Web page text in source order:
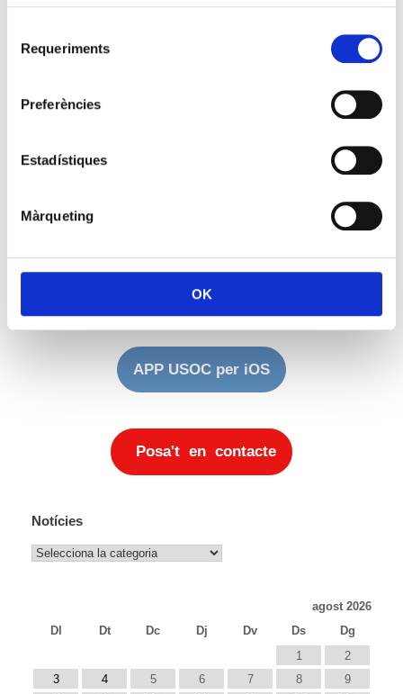
Requeriments
Preferències
Estadístiques
Màrqueting
OK
Continuar llegint
APP USOC per Android
APP USOC per iOS
Posa't en contacte
Notícies
Notícies
agost 2026
Dl
Dt Dc Dj Dv Ds
Dg
1
2
3
4 5 6 7 8
9